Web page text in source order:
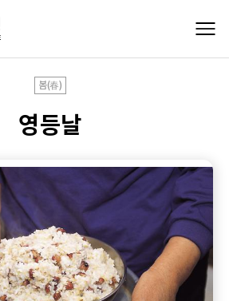
봄(春)
영등날